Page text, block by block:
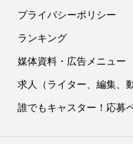
プライバシーポリシー
ランキング
媒体資料・広告メニュー
求人（ライター、編集、
誰でもキャスター！応募